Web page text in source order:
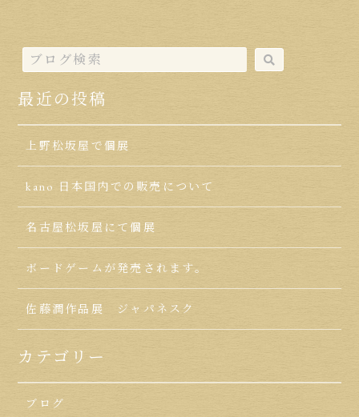
最近の投稿
上野松坂屋で個展
kano 日本国内での販売について
名古屋松坂屋にて個展
ボードゲームが発売されます。
佐藤潤作品展 ジャパネスク
カテゴリー
ブログ